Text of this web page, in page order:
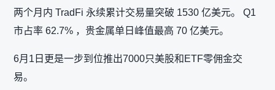
两个月内 TradFi 永续累计交易量突破 1530 亿美元。 Q1
市占率 62.7% ，贵金属单日峰值最高 70 亿美元。
6月1日更是一步到位推出7000只美股和ETF零佣金交
易。